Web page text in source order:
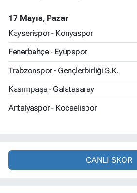
17 Mayıs, Pazar
Kayserispor - Konyaspor
Fenerbahçe - Eyüpspor
Trabzonspor - Gençlerbirliği S.K.
Kasımpaşa - Galatasaray
Antalyaspor - Kocaelispor
CANLI SKOR